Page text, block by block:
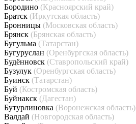
Бородино (Красноярский край)
Братск (Иркутская область)
Бронницы (Московская область)
Брянск (Брянская область)
Бугульма (Татарстан)
Бугуруслан (Оренбургская область)
Будённовск (Ставропольский край)
Бузулук (Оренбургская область)
Буинск (Татарстан)
Буй (Костромская область)
Буйнакск (Дагестан)
Бутурлиновка (Воронежская область)
Валдай (Новгородская область)